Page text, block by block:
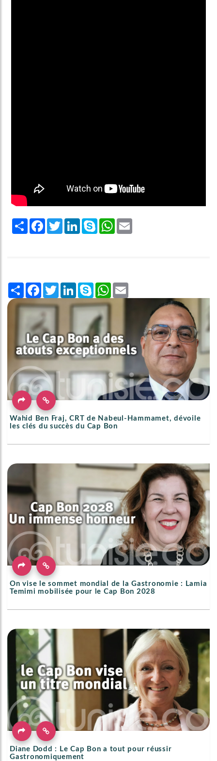
Share Facebook
TwitterLinkedInSkype WhatsApp
Share Facebook
TwitterLinkedInSkype WhatsApp
Wahid Ben Fraj, CRT de Nabeul-Hammamet, dévoile
les clés du succès du Cap Bon
On vise le sommet mondial de la Gastronomie : Lamia
Temimi mobilisée pour le Cap Bon 2028
Diane Dodd : Le Cap Bon a tout pour réussir
Gastronomiquement